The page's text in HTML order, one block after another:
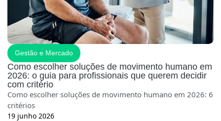
Gestão e Mercado
Como escolher soluções de movimento humano em
2026: o guia para profissionais que querem decidir
com critério
Como escolher soluções de movimento humano em 2026: 6
critérios
19 junho 2026